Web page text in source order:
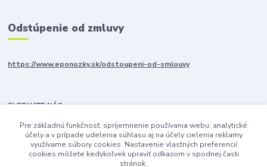
Odstúpenie od zmluvy
https://www.eponozky.sk/odstoupeni-od-smlouvy
SLEDUJTE NÁS
Pre základnú funkčnosť, spríjemnenie používania webu, analytické
účely a v prípade udelenia súhlasu aj na účely cielenia reklamy
využívame súbory cookies. Nastavenie vlastných preferencií
cookies môžete kedykoľvek upraviť odkazom v spodnej časti
stránok.